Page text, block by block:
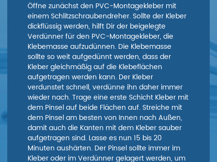
Öffne zunächst den PVC-Montagekleber mit
einem Schlitzschraubendreher. Sollte der Kleber
dickflüssig werden, hilft Dir der beigelegte
Verdünner für den PVC-Montagekleber, die
Klebemasse aufzudünnen. Die Klebemasse
sollte so weit aufgedünnt werden, dass der
Kleber gleichmäßig auf die Klebeflächen
aufgetragen werden kann. Der Kleber
verdunstet schnell, verdünne ihn daher immer
wieder nach. Trage eine erste Schicht Kleber mit
dem Pinsel auf beide Flächen auf. Streiche mit
dem Pinsel am besten von Innen nach Außen,
damit auch die Kanten mit dem Kleber sauber
aufgetragen sind. Lasse es nun 15 bis 20
Minuten aushärten. Der Pinsel sollte immer im
Kleber oder im Verdünner gelagert werden, um